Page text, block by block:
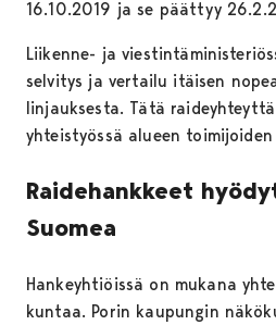
16.10.2019 ja se päättyy
Liikenne- ja
selvitys ja vertailu itäisen
linjauksesta. Tätä
yhteistyössä alueen toimijoiden
Raidehankkeet
Suomea
Hankeyhtiöissä on mukana
kuntaa. Porin kaupungin